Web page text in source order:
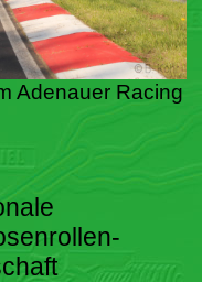
Adenauer Racing